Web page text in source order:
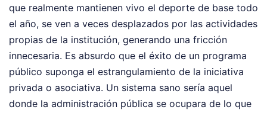
que realmente mantienen vivo el deporte de base todo
el año, se ven a veces desplazados por las actividades
propias de la institución, generando una fricción
innecesaria. Es absurdo que el éxito de un programa
público suponga el estrangulamiento de la iniciativa
privada o asociativa. Un sistema sano sería aquel
donde la administración pública se ocupara de lo que